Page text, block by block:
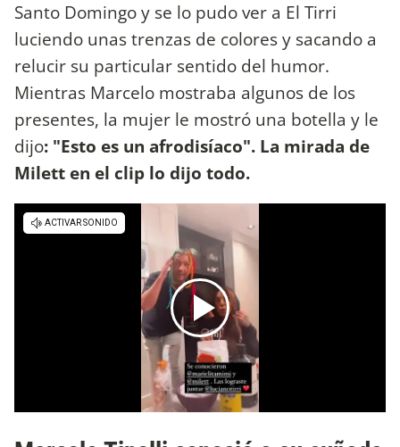
Santo Domingo y se lo pudo ver a El Tirri
luciendo unas trenzas de colores y sacando a
relucir su particular sentido del humor.
Mientras Marcelo mostraba algunos de los
presentes, la mujer le mostró una botella y le
dijo: "Esto es un afrodisíaco". La mirada de
Milett en el clip lo dijo todo.